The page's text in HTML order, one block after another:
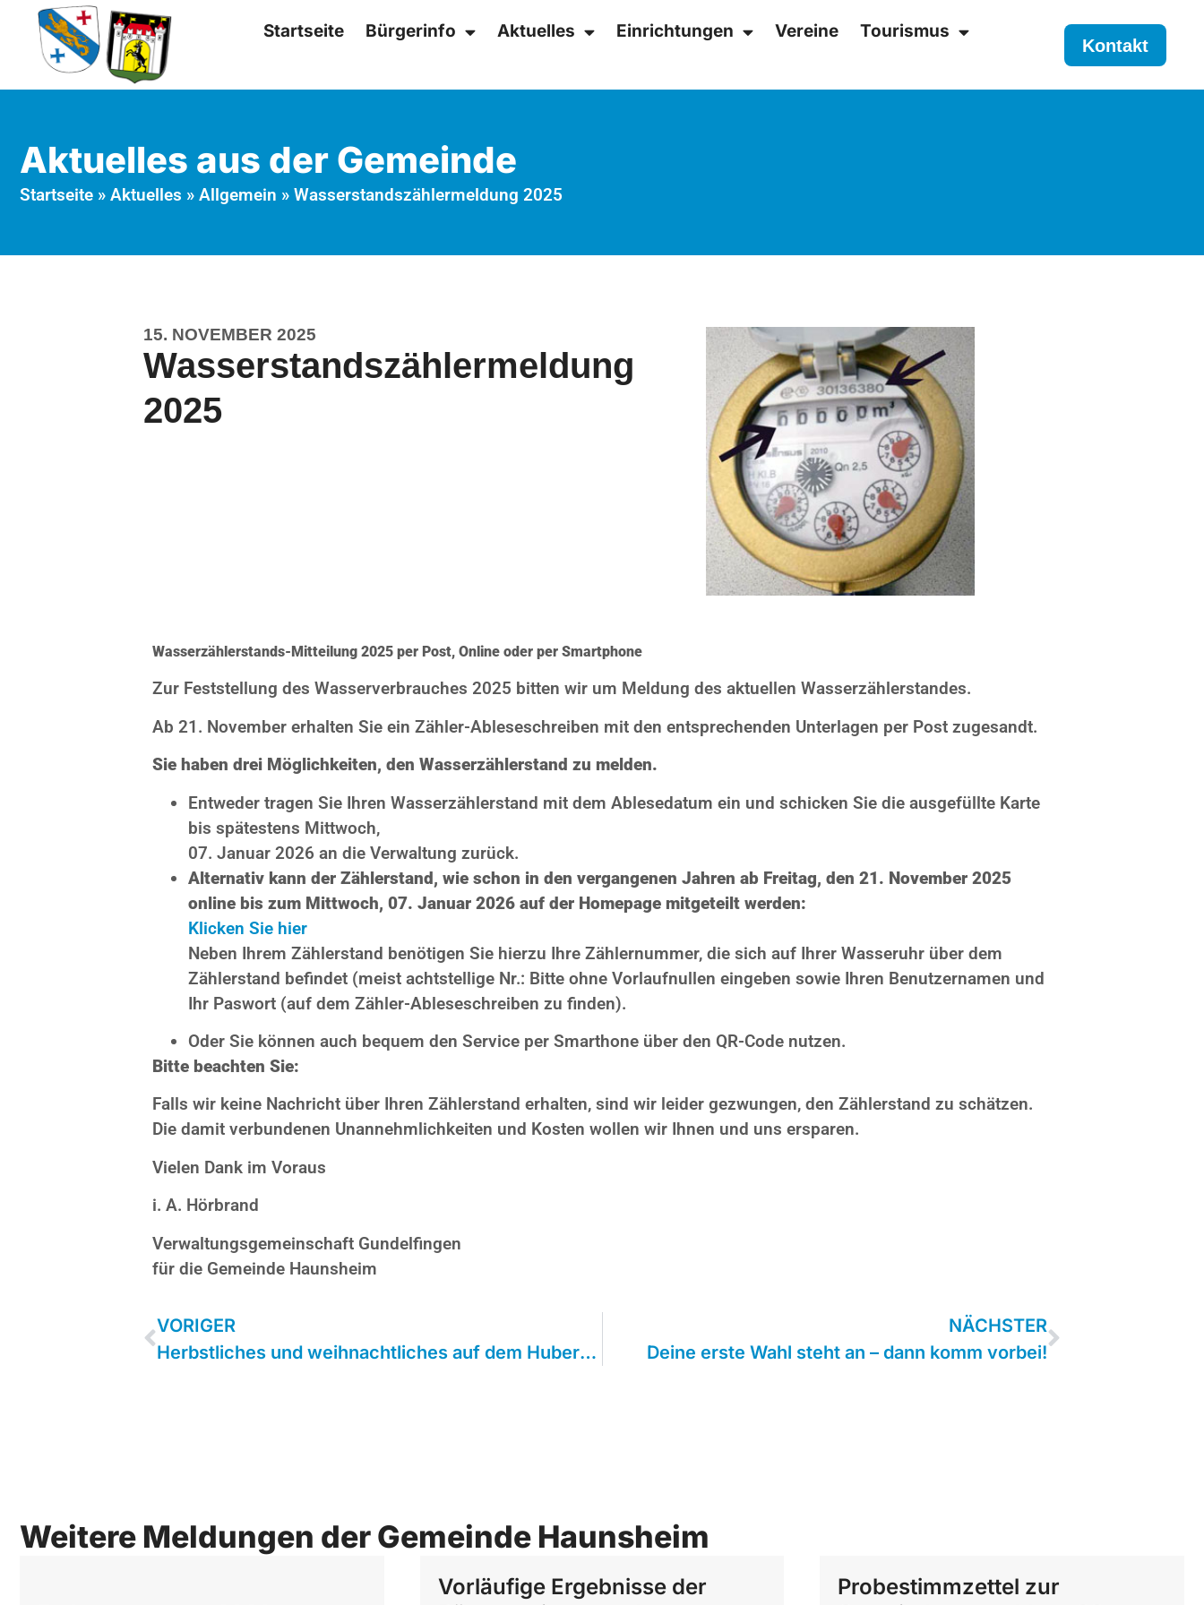
Startseite Bürgerinfo Aktuelles Einrichtungen Vereine Tourismus
Kontakt
Aktuelles aus der Gemeinde
Startseite » Aktuelles » Allgemein » Wasserstandszählermeldung 2025
15. NOVEMBER 2025
Wasserstandszählermeldung
2025
Wasserzählerstands-Mitteilung 2025 per Post, Online oder per Smartphone
Zur Feststellung des Wasserverbrauches 2025 bitten wir um Meldung des aktuellen Wasserzählerstandes.
Ab 21. November erhalten Sie ein Zähler-Ableseschreiben mit den entsprechenden Unterlagen per Post zugesandt.
Sie haben drei Möglichkeiten, den Wasserzählerstand zu melden.
Entweder tragen Sie Ihren Wasserzählerstand mit dem Ablesedatum ein und schicken Sie die ausgefüllte Karte
bis spätestens Mittwoch,
07. Januar 2026 an die Verwaltung zurück.
Alternativ kann der Zählerstand, wie schon in den vergangenen Jahren ab Freitag, den 21. November 2025
online bis zum Mittwoch, 07. Januar 2026 auf der Homepage mitgeteilt werden:
Klicken Sie hier
Neben Ihrem Zählerstand benötigen Sie hierzu Ihre Zählernummer, die sich auf Ihrer Wasseruhr über dem
Zählerstand befindet (meist achtstellige Nr.: Bitte ohne Vorlaufnullen eingeben sowie Ihren Benutzernamen und
Ihr Paswort (auf dem Zähler-Ableseschreiben zu finden).
Oder Sie können auch bequem den Service per Smarthone über den QR-Code nutzen.
Bitte beachten Sie:
Falls wir keine Nachricht über Ihren Zählerstand erhalten, sind wir leider gezwungen, den Zählerstand zu schätzen.
Die damit verbundenen Unannehmlichkeiten und Kosten wollen wir Ihnen und uns ersparen.
Vielen Dank im Voraus
i. A. Hörbrand
Verwaltungsgemeinschaft Gundelfingen
für die Gemeinde Haunsheim
VORIGER
Herbstliches und weihnachtliches auf dem Hubertusmarkt
NÄCHSTER
Deine erste Wahl steht an – dann komm vorbei!
Weitere Meldungen der Gemeinde Haunsheim
Vorläufige Ergebnisse der
Probestimmzettel zur